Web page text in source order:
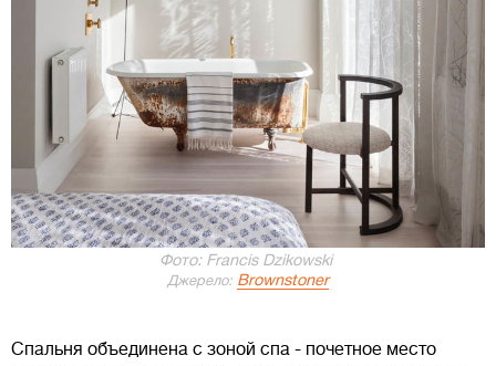
Фото: Francis Dzikowski
Джерело: Brownstoner
Спальня объединена с зоной спа - почетное место